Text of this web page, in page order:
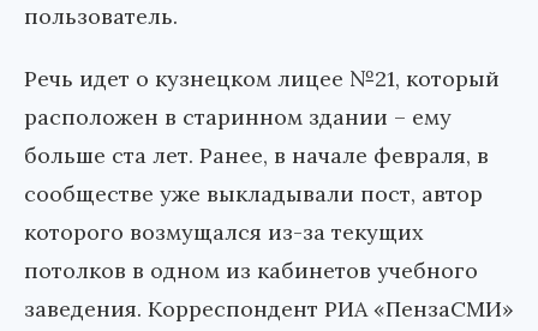
пользователь.
Речь идет о кузнецком лицее №21, который
расположен в старинном здании – ему
больше ста лет. Ранее, в начале февраля, в
сообществе уже выкладывали пост, автор
которого возмущался из-за текущих
потолков в одном из кабинетов учебного
заведения. Корреспондент РИА «ПензаСМИ»